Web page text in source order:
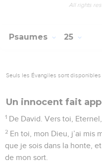
All rights
Psaumes 25
Seuls les Évangiles sont
Un innocent fait
1 De David. Vers toi,
2 En toi, mon Dieu, j’ai mis
que je sois dans la honte,
de mon sort.